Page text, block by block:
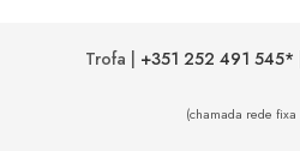
Trofa | +351 252 491 545*
(chamada rede fixa